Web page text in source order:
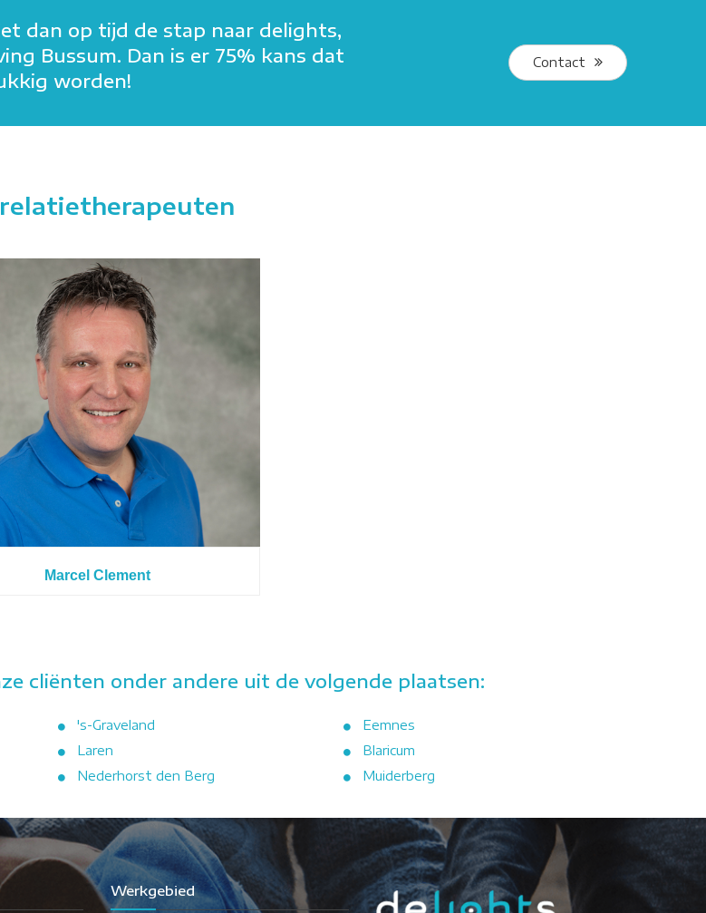
dan op tijd de stap naar delights,
Bussum. Dan is er 75% kans dat
worden!
Contact
Marcel Clement
cliënten onder andere uit de volgende plaatsen:
's-Graveland
Laren
Nederhorst den Berg
Eemnes
Blaricum
Muiderberg
Werkgebied